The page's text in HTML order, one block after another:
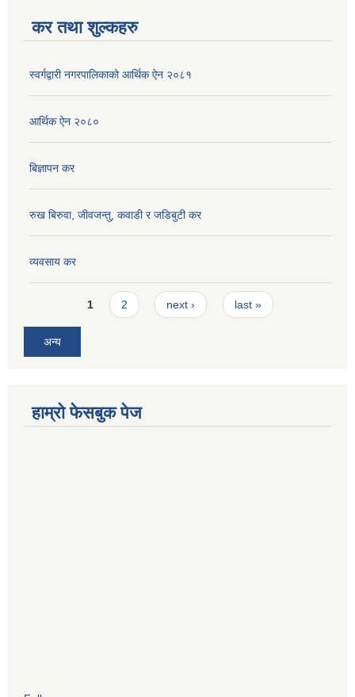
कर तथा शुल्कहरु
स्वर्गद्वारी नगरपालिकाको आर्थिक ऐन २०८१
आर्थिक ऐन २०८०
बिज्ञापन कर
रुख बिरुवा, जीवजन्तु, कवाडी र जडिबुटी कर
व्यवसाय कर
Pages1 2 next › last »
अन्य
हाम्रो फेसबुक पेज